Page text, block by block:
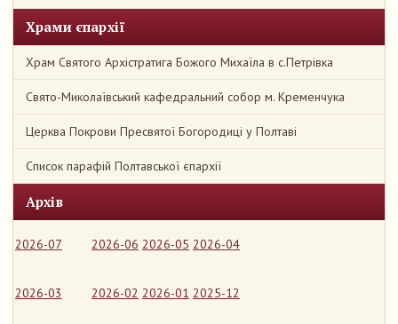
Храми єпархії
Храм Святого Архістратига Божого Михаїла в с.Петрівка
Свято-Миколаївський кафедральний собор м. Кременчука
Церква Покрови Пресвятої Богородиці у Полтаві
Список парафій Полтавської єпархії
Архів
2026-07 2026-06 2026-05 2026-04
2026-03 2026-02 2026-01 2025-12